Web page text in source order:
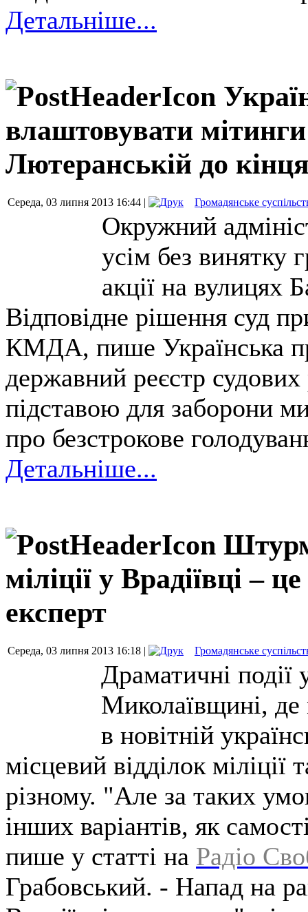
Детальніше...
влаштовувати
Лютеранській до
Середа, 03 липня 2013 16:44 | Громадянське
Окружний
усім без винятку
акції на вулицях
Відповідне рішення суд
КМДА, пише Українська
державний реєстр
підставою для заборони
про безстрокове
Детальніше...
міліції у Врадіївці –
експерт
Середа, 03 липня 2013 16:18 | Громадянське
Драматичні події
Миколаївщині, де
в новітній
місцевий відділок
різному. "Але за таких
інших варіантів, як
пише у статті на Радіо
Грабовський. - Напад на